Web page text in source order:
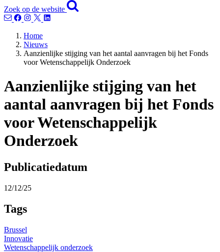
Zoek op de website
Home
Nieuws
Aanzienlijke stijging van het aantal aanvragen bij het Fonds
voor Wetenschappelijk Onderzoek
Aanzienlijke stijging van het
aantal aanvragen bij het Fonds
voor Wetenschappelijk
Onderzoek
Publicatiedatum
12/12/25
Tags
Brussel
Innovatie
Wetenschappelijk onderzoek